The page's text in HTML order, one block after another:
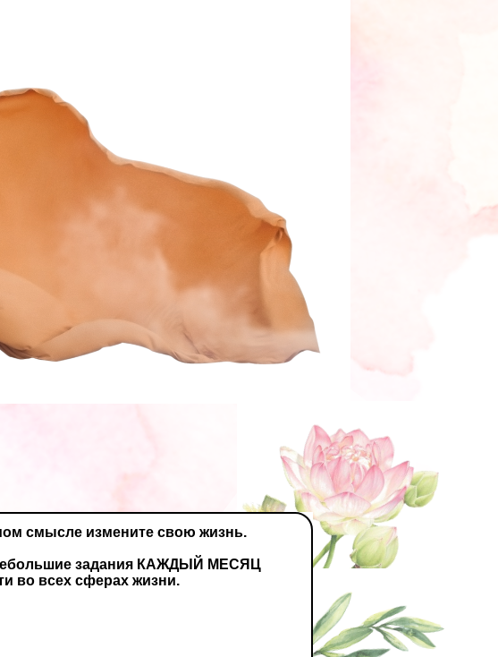
смысле измените свою жизнь.
небольшие задания КАЖДЫЙ МЕСЯЦ
во всех сферах жизни.